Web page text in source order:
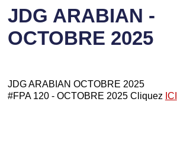
JDG ARABIAN -
OCTOBRE 2025
JDG ARABIAN OCTOBRE 2025
#FPA 120 - OCTOBRE 2025 Cliquez ICI